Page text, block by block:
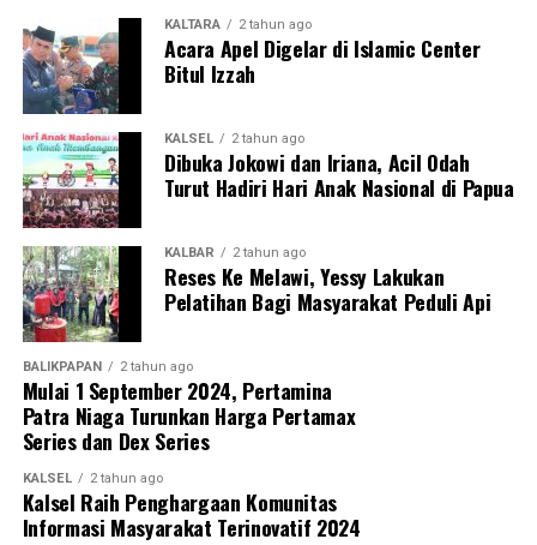
KALTARA 2 tahun ago
Acara Apel Digelar di Islamic Center
Bitul Izzah
KALSEL 2 tahun ago
Dibuka Jokowi dan Iriana, Acil Odah
Turut Hadiri Hari Anak Nasional di Papua
KALBAR 2 tahun ago
Reses Ke Melawi, Yessy Lakukan
Pelatihan Bagi Masyarakat Peduli Api
BALIKPAPAN 2 tahun ago
Mulai 1 September 2024, Pertamina
Patra Niaga Turunkan Harga Pertamax
Series dan Dex Series
KALSEL 2 tahun ago
Kalsel Raih Penghargaan Komunitas
Informasi Masyarakat Terinovatif 2024